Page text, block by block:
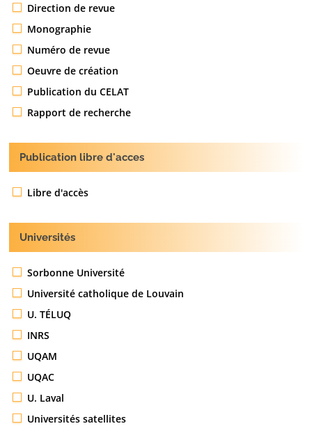
Direction de revue
Monographie
Numéro de revue
Oeuvre de création
Publication du CELAT
Rapport de recherche
Publication libre d'acces
Libre d'accès
Universités
Sorbonne Université
Université catholique de Louvain
U. TÉLUQ
INRS
UQAM
UQAC
U. Laval
Universités satellites